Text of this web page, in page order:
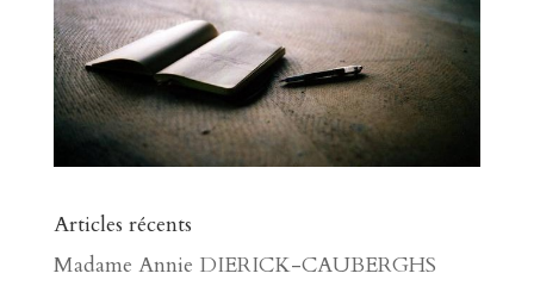
Articles récents
Madame Annie DIERICK-CAUBERGHS